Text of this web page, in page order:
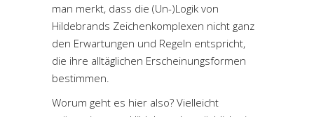
man merkt, dass die (Un-)Logik von
Hildebrands Zeichenkomplexen nicht ganz
den Erwartungen und Regeln entspricht,
die ihre alltäglichen Erscheinungsformen
bestimmen.
Worum geht es hier also? Vielleicht